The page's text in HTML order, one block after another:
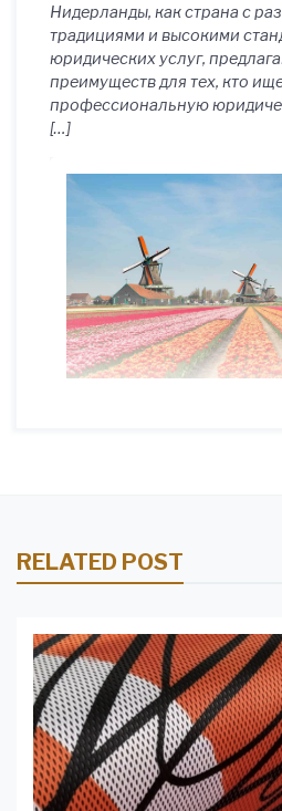
Нидерланды, как страна с
традициями и высокими
юридических услуг,
преимуществ для тех, кто
профессиональную
[…]
RELATED POST